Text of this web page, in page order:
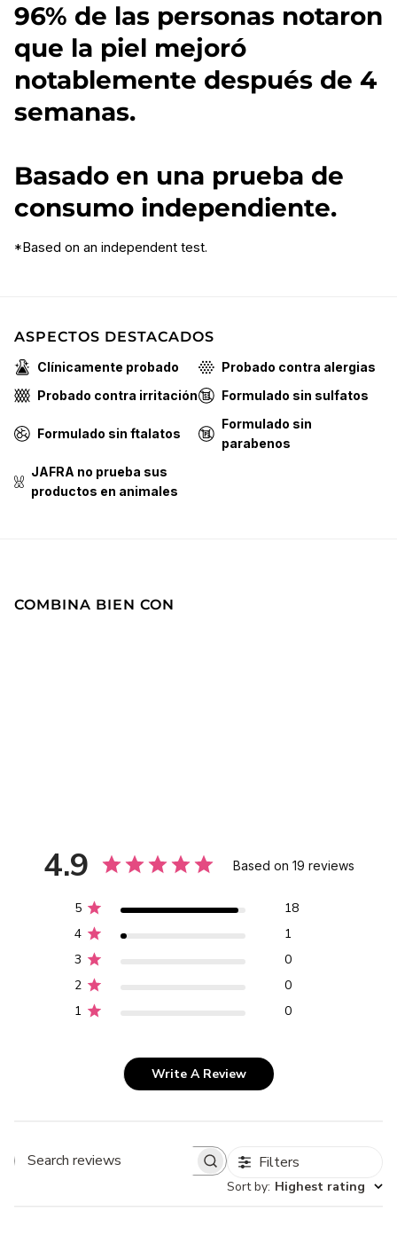
96% de las personas notaron
que la piel mejoró
notablemente después de 4
semanas.
Basado en una prueba de
consumo independiente.
*Based on an independent test.
ASPECTOS DESTACADOS
Clínicamente probado
Probado contra alergias
Probado contra irritación
Formulado sin sulfatos
Formulado sin ftalatos
Formulado sin
parabenos
JAFRA no prueba sus
productos en animales
COMBINA BIEN CON
4.9 Based on 19 reviews
5
18
4
1
3
0
2
0
1
0
Write A Review
Search
Filters
Sort by: Highest rating